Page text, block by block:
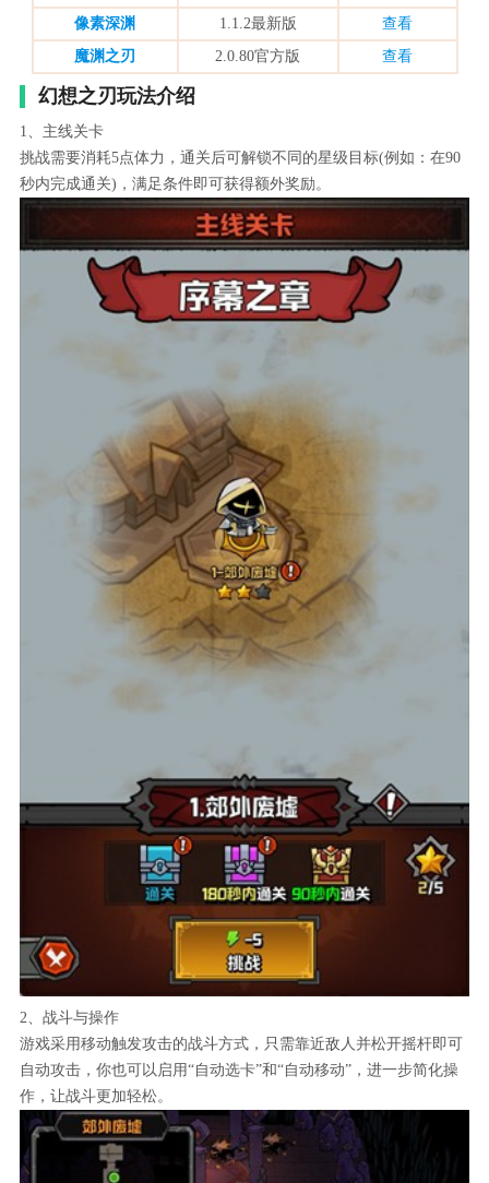
像素深渊
1.1.2最新版
查看
魔渊之刃
2.0.80官方版 查看
幻想之刃玩法介绍
1、主线关卡
挑战需要消耗5点体力，通关后可解锁不同的星级目标(例如：在90
秒内完成通关)，满足条件即可获得额外奖励。
2、战斗与操作
游戏采用移动触发攻击的战斗方式，只需靠近敌人并松开摇杆即可
自动攻击，你也可以启用“自动选卡”和“自动移动”，进一步简化操
作，让战斗更加轻松。